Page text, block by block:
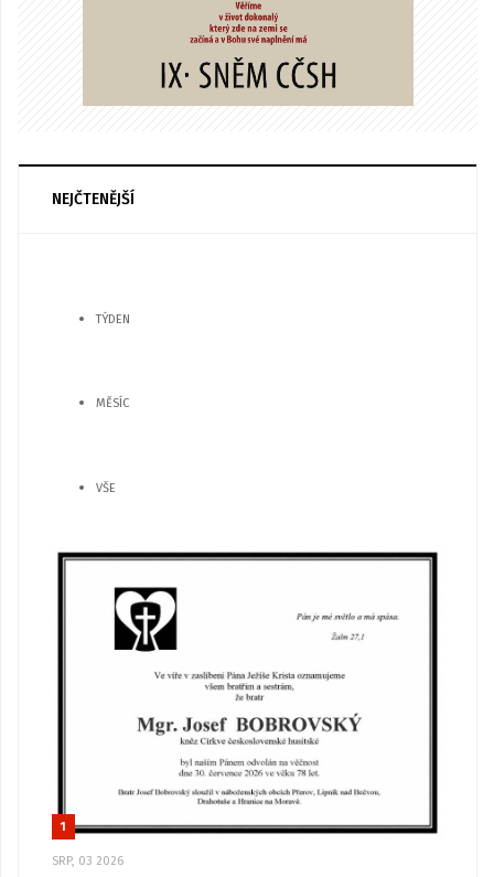
NEJČTENĚJŠÍ
TÝDEN
MĚSÍC
VŠE
1
SRP, 03 2026